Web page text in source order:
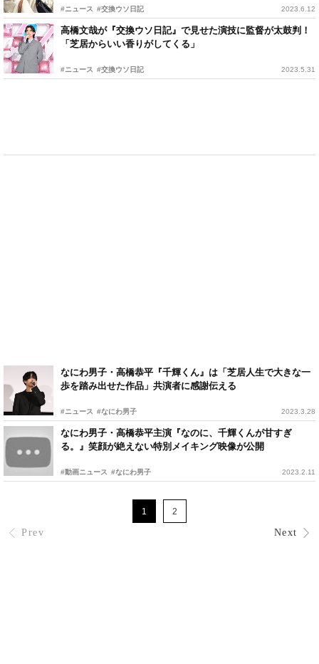
#ニュース #交換ウソ日記 2023.6.12
高橋文哉が『交換ウソ日記』で見せた演技に監督が太鼓判！
「芝居からいい香りがしてくる」
#ニュース #交換ウソ日記 2023.5.31
なにわ男子・高橋恭平『千輝くん』は「芝居人生で大きな一
歩を踏み出せた作品」共演者に感謝伝える
#ニュース #なにわ男子 2023.3.28
なにわ男子・高橋恭平主演『なのに、千輝くんが甘すぎ
る。』笑顔が絶えない特別メイキング映像が公開
#動画ニュース #なにわ男子 2023.2.11
Prev
1 2
Next